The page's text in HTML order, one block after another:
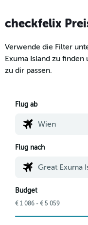
checkfelix
Verwende die Filter
Exuma Island zu
zu dir passen.
Flug ab
Flug nach
Budget
€ 1 086 - € 5 059